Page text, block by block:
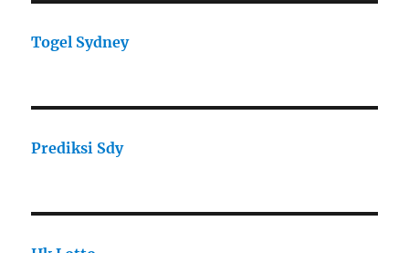
Togel Sydney
Prediksi Sdy